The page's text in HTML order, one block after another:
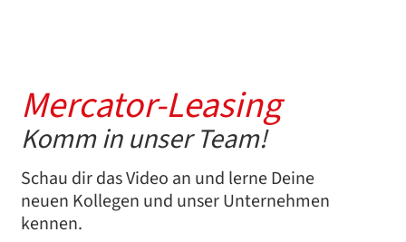
Mercator-Leasing
Komm in unser Team!
Schau dir das Video an und lerne Deine
neuen Kollegen und unser Unternehmen
kennen.